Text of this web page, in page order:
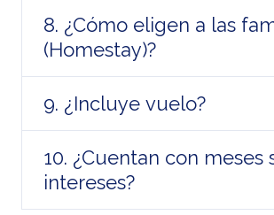
8. ¿Cómo eligen a las
(Homestay)?
9. ¿Incluye vuelo?
10. ¿Cuentan con meses
intereses?